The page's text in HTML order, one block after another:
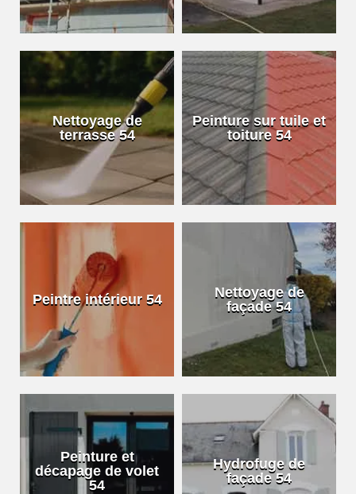
Nettoyage de
terrasse 54
Peinture sur tuile et
toiture 54
Peintre intérieur 54
Nettoyage de
façade 54
Peinture et
décapage de volet
54
Hydrofuge de
façade 54